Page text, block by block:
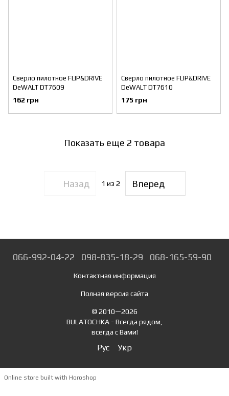
Сверло пилотное FLIP&DRIVE
DeWALT DT7609
162 грн
Сверло пилотное FLIP&DRIVE
DeWALT DT7610
175 грн
Показать еще 2 товара
Назад 1 из 2 Вперед
066-992-04-22 098-835-18-29 068-165-59-90
Контактная информация
Полная версия сайта
© 2010—2026
BULATOCHKA - Всегда рядом,
всегда с Вами!
Рус Укр
Online store built with Horoshop